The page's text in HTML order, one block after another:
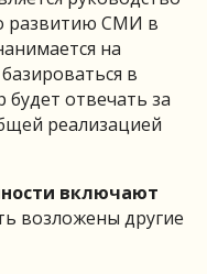
развитию СМИ в
на
в
отвечать за
реализацией
включают
возложены другие